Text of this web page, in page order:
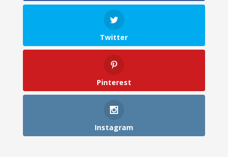
Twitter
Pinterest
Instagram